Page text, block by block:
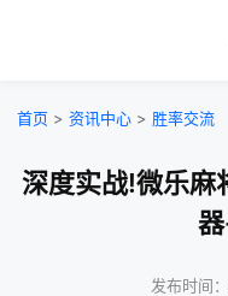
首页 > 资讯中心 > 胜率交流
深度实战!微乐麻
发布时间